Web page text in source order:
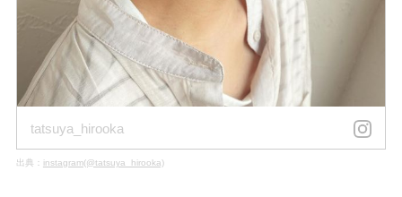
tatsuya_hirooka
出典： instagram(@tatsuya_hirooka)